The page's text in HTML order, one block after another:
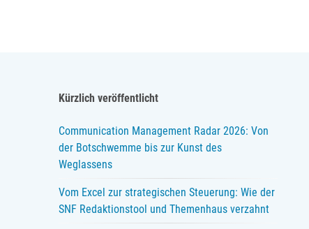
Kürzlich veröffentlicht
Communication Management Radar 2026: Von
der Botschwemme bis zur Kunst des
Weglassens
Vom Excel zur strategischen Steuerung: Wie der
SNF Redaktionstool und Themenhaus verzahnt